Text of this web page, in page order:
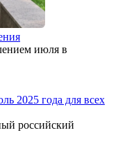
июля в
2025 года для всех
российский